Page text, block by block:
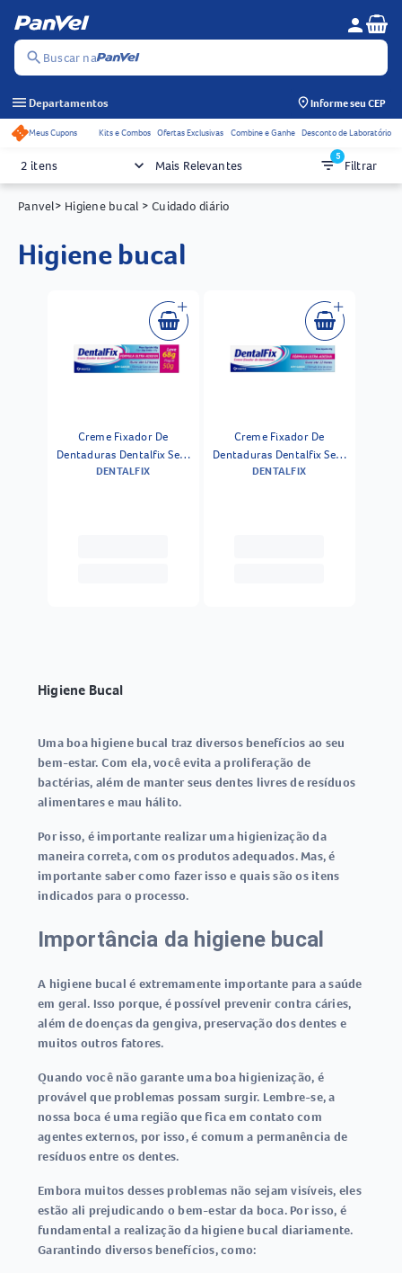
search Buscar na
Menu do
person
menu Departamentos Informe seu CEP
Acessos rápidos do cabeçalho
Meus Cupons Kits e Combos Ofertas Exclusivas Combine e Ganhe Desconto de Laboratório
2 itens keyboard_arrow_down Mais Relevantes filter_list5
Filtrar
Panvel> Higiene bucal > Cuidado diário
higiene bucal
Creme Fixador De
Dentaduras Dentalfix Sem
Sabor Leve 68g Pague 50g
DENTALFIX
Creme Fixador De
Dentaduras Dentalfix Sem
Sabor 40g
DENTALFIX
Higiene Bucal
Uma boa higiene bucal traz diversos benefícios ao seu
bem-estar. Com ela, você evita a proliferação de
bactérias, além de manter seus dentes livres de resíduos
alimentares e mau hálito.
Por isso, é importante realizar uma higienização da
maneira correta, com os produtos adequados. Mas, é
importante saber como fazer isso e quais são os itens
indicados para o processo.
Importância da higiene bucal
A higiene bucal é extremamente importante para a saúde
em geral. Isso porque, é possível prevenir contra cáries,
além de doenças da gengiva, preservação dos dentes e
muitos outros fatores.
Quando você não garante uma boa higienização, é
provável que problemas possam surgir. Lembre-se, a
nossa boca é uma região que fica em contato com
agentes externos, por isso, é comum a permanência de
resíduos entre os dentes.
Embora muitos desses problemas não sejam visíveis, eles
estão ali prejudicando o bem-estar da boca. Por isso, é
fundamental a realização da higiene bucal diariamente.
Garantindo diversos benefícios, como: